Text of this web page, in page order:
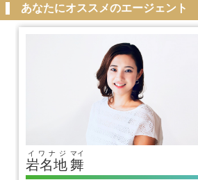
あなたにオススメのエージェント
岩名地
イワナジ
舞
マイ